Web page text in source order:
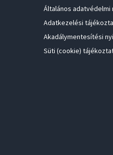
Általános adatvédelmi
Adatkezelési
Akadálymentesítési
Süti (cookie)